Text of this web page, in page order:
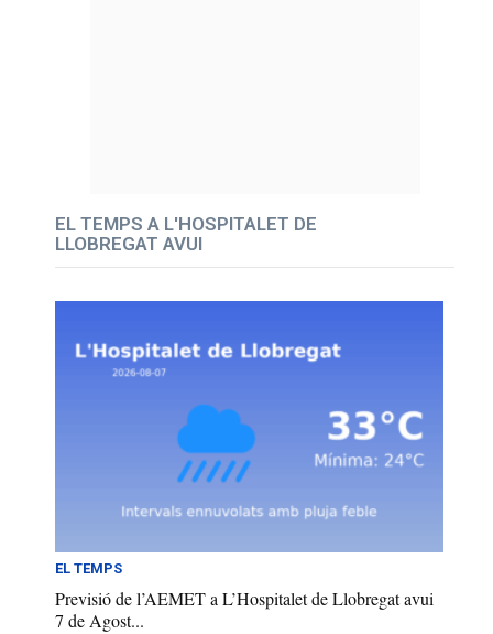
EL TEMPS A L'HOSPITALET DE
LLOBREGAT AVUI
EL TEMPS
Previsió de l’AEMET a L’Hospitalet de Llobregat avui
7 de Agost...